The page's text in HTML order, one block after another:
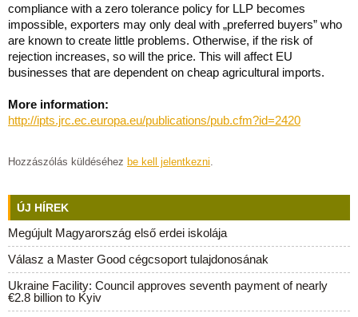
compliance with a zero tolerance policy for LLP becomes
impossible, exporters may only deal with „preferred buyers” who
are known to create little problems. Otherwise, if the risk of
rejection increases, so will the price. This will affect EU
businesses that are dependent on cheap agricultural imports.
More information:
http://ipts.jrc.ec.europa.eu/publications/pub.cfm?id=2420
Hozzászólás küldéséhez be kell jelentkezni.
ÚJ HÍREK
Megújult Magyarország első erdei iskolája
Válasz a Master Good cégcsoport tulajdonosának
Ukraine Facility: Council approves seventh payment of nearly
€2.8 billion to Kyiv